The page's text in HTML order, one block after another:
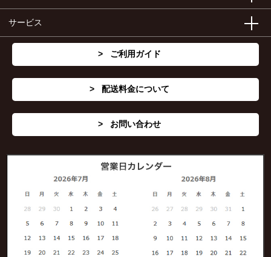
サービス
ご利用ガイド
配送料金について
お問い合わせ